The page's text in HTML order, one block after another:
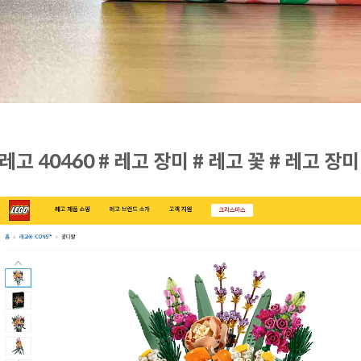
고 40460 # 레고 장미 # 레고 꽃 # 레고 장